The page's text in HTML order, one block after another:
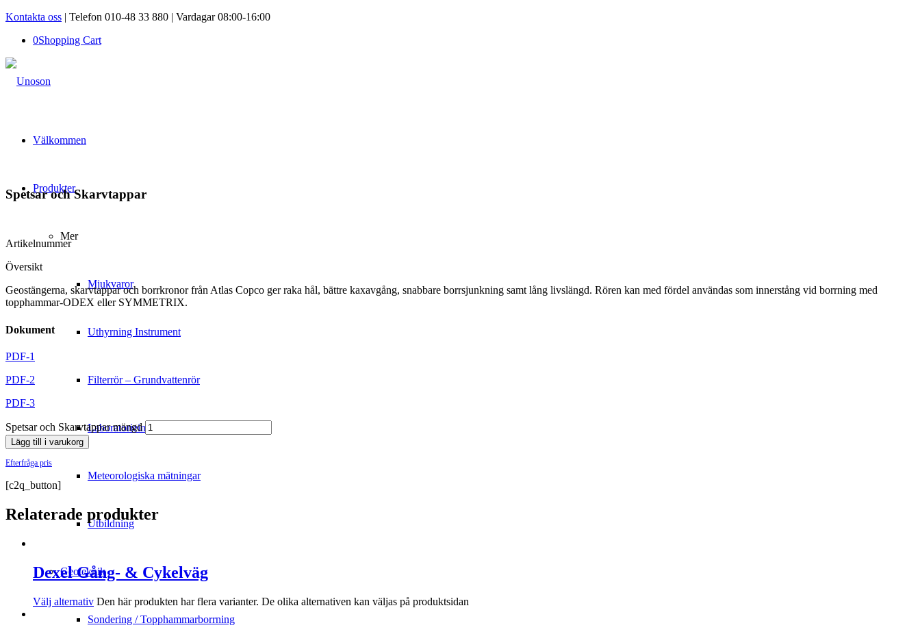
Kontakta oss | Telefon 010-48 33 880 | Vardagar 08:00-16:00
0Shopping Cart
Välkommen
Produkter
Mer
Mjukvaror
Uthyrning Instrument
Filterrör – Grundvattenrör
Laboratorieinstrument
Meteorologiska mätningar
Utbildning
Geoteknik
Sondering / Topphammarborrning
Spetsar och Skarvtappar
Artikelnummer
Översikt
Geostängerna, skarvtappar och borrkronor från Atlas Copco ger raka hål, bättre kaxavgång, snabbare borrsjunkning samt lång livslängd. Rören kan med fördel användas som innerstång vid borrning med
topphammar-ODEX eller SYMMETRIX.
Dokument
PDF-1
PDF-2
PDF-3
Spetsar och Skarvtappar mängd
Lägg till i varukorg
Efterfråga pris
[c2q_button]
Relaterade produkter
Dexel Gång- & Cykelväg
Välj alternativ Den här produkten har flera varianter. De olika alternativen kan väljas på produktsidan